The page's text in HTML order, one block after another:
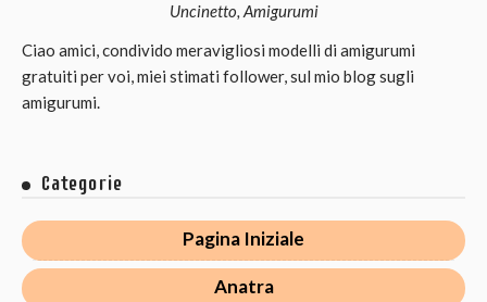
Uncinetto, Amigurumi
Ciao amici, condivido meravigliosi modelli di amigurumi
gratuiti per voi, miei stimati follower, sul mio blog sugli
amigurumi.
Categorie
Pagina Iniziale
Anatra